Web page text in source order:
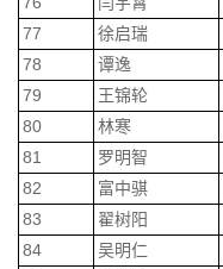
77
徐启瑞
78
谭逸
79
王锦轮
80
林寒
81
罗明智
82
富中骐
83
翟树阳
84
吴明仁